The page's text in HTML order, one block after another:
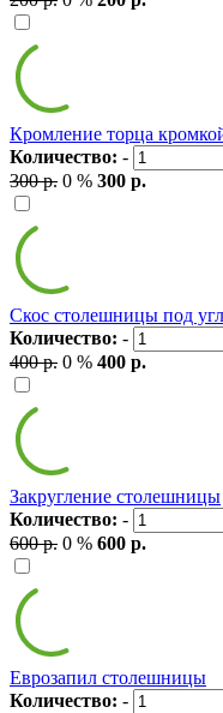
Кромление торца
Количество: -
300 р. 0 % 300 р.
Скос столешницы под
Количество: -
400 р. 0 % 400 р.
Закругление столешницы
Количество: -
600 р. 0 % 600 р.
Еврозапил столешницы
Количество: -